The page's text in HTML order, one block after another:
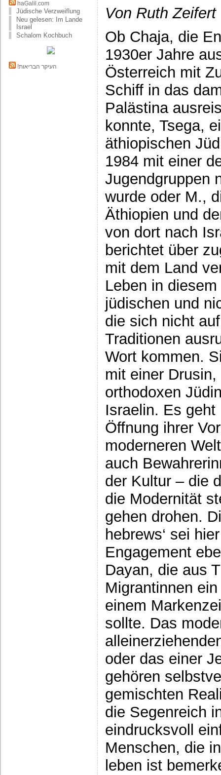
haGalil.com
Jüdische Verzweiflung
Neu gelesen: Im Lande
Israel
Schalom Kochbuch
!העיקר הבריאות
Von Ruth Zeifert
Ob Chaja, die
1930er Jahre
Österreich mit
Schiff in das
Palästina
konnte, Tsega,
äthiopischen
1984 mit einer
Jugendgruppen
wurde oder M.,
Äthiopien und
von dort nach
berichtet über
mit dem Land
Leben in
jüdischen und
die sich nicht
Traditionen
Wort kommen.
mit einer
orthodoxen
Israelin. Es
Öffnung ihrer
moderneren
auch
der Kultur – die
die Modernität
gehen drohen.
hebrews‘ sei
Engagement
Dayan, die aus
Migrantinnen
einem
sollte. Das
oder das einer
gehören
gemischten
die Segenreich
eindrucksvoll
Menschen, die
leben ist